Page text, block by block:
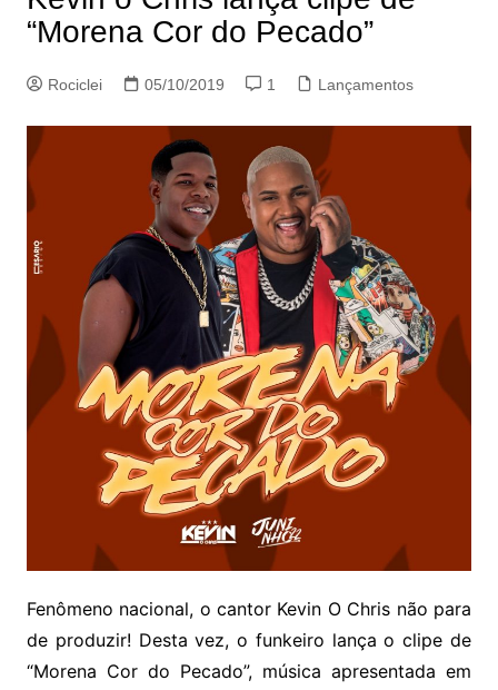
“Morena Cor do Pecado”
Rociclei 05/10/2019 1 Lançamentos
Fenômeno nacional, o cantor Kevin O Chris não para
de produzir! Desta vez, o funkeiro lança o clipe de
“Morena Cor do Pecado”, música apresentada em